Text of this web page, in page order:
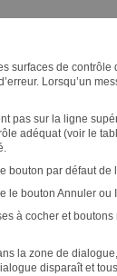
de
Lorsqu’un
pas sur la ligne
adéquat (voir le
bouton par défaut
le bouton Annuler ou
à cocher et
la zone de
disparaît et